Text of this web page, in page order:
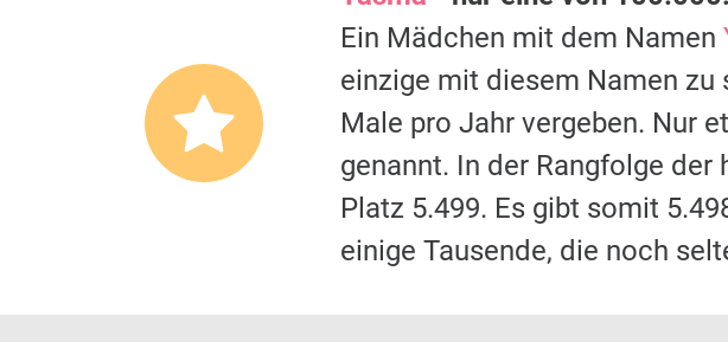
Ein Mädchen mit dem Namen
einzige mit diesem Namen zu
Male pro Jahr vergeben. Nur
genannt. In der Rangfolge
Platz 5.499. Es gibt somit
einige Tausende, die noch